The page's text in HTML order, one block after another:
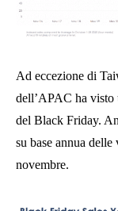
Ad eccezione di
dell’APAC ha visto
del Black Friday.
su base annua
novembre.